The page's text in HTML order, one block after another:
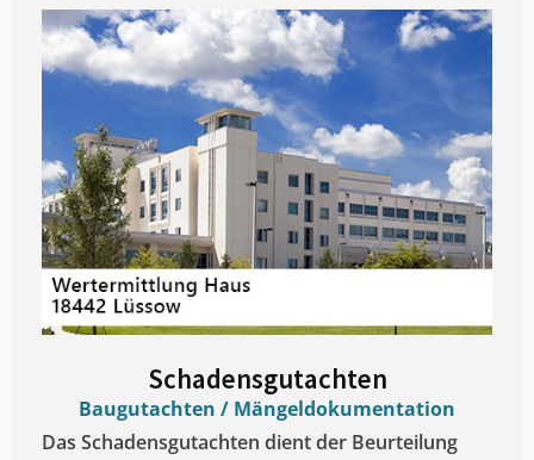
Schadensgutachten
Baugutachten / Mängeldokumentation
Das Schadensgutachten dient der Beurteilung